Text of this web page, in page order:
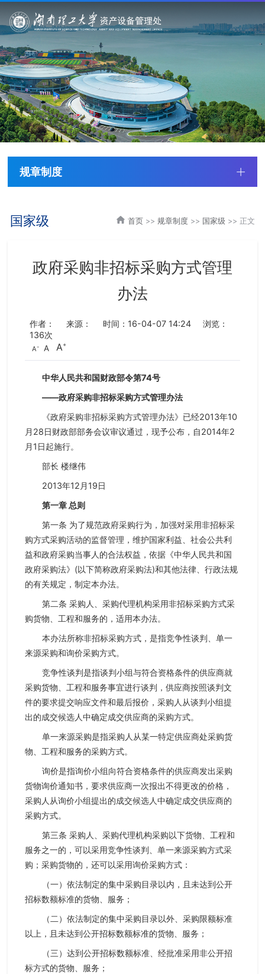
规章制度
国家级 首页>> 规章制度>> 国家级 >> 正文
政府采购非招标采购方式管理
办法
作者： 来源： 时间：16-04-07 14:24
浏览：
136次
A A A
中华人民共和国财政部令第74号
——政府采购非招标采购方式管理办法
《政府采购非招标采购方式管理办法》已经2013年10
月28日财政部部务会议审议通过，现予公布，自2014年2
月1日起施行。
部长 楼继伟
2013年12月19日
第一章 总则
第一条 为了规范政府采购行为，加强对采用非招标采
购方式采购活动的监督管理，维护国家利益、社会公共利
益和政府采购当事人的合法权益，依据《中华人民共和国
政府采购法》(以下简称政府采购法)和其他法律、行政法规
的有关规定，制定本办法。
第二条 采购人、采购代理机构采用非招标采购方式采
购货物、工程和服务的，适用本办法。
本办法所称非招标采购方式，是指竞争性谈判、单一
来源采购和询价采购方式。
竞争性谈判是指谈判小组与符合资格条件的供应商就
采购货物、工程和服务事宜进行谈判，供应商按照谈判文
件的要求提交响应文件和最后报价，采购人从谈判小组提
出的成交候选人中确定成交供应商的采购方式。
单一来源采购是指采购人从某一特定供应商处采购货
物、工程和服务的采购方式。
询价是指询价小组向符合资格条件的供应商发出采购
货物询价通知书，要求供应商一次报出不得更改的价格，
采购人从询价小组提出的成交候选人中确定成交供应商的
采购方式。
第三条 采购人、采购代理机构采购以下货物、工程和
服务之一的，可以采用竞争性谈判、单一来源采购方式采
购；采购货物的，还可以采用询价采购方式：
（一）依法制定的集中采购目录以内，且未达到公开
招标数额标准的货物、服务；
（二）依法制定的集中采购目录以外、采购限额标准
以上，且未达到公开招标数额标准的货物、服务；
（三）达到公开招标数额标准、经批准采用非公开招
标方式的货物、服务；